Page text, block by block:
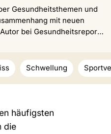
Gesundheitsthemen und
mit neuen
bei Gesundheitsreport
machen.
Schwellung
häufigsten
die